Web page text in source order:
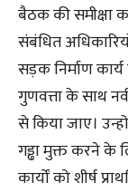
बैठक की समीक्षा
संबंधित
सड़क निर्माण
गुणवत्ता के साथ
से किया जाए।
गड्ढा मुक्त करने के
कार्यों को शीर्ष